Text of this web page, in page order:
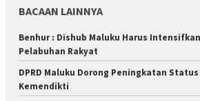
BACAAN LAINNYA
Benhur : Dishub Maluku Harus
Pelabuhan Rakyat
DPRD Maluku Dorong Peningkatan Status
Kemendikti